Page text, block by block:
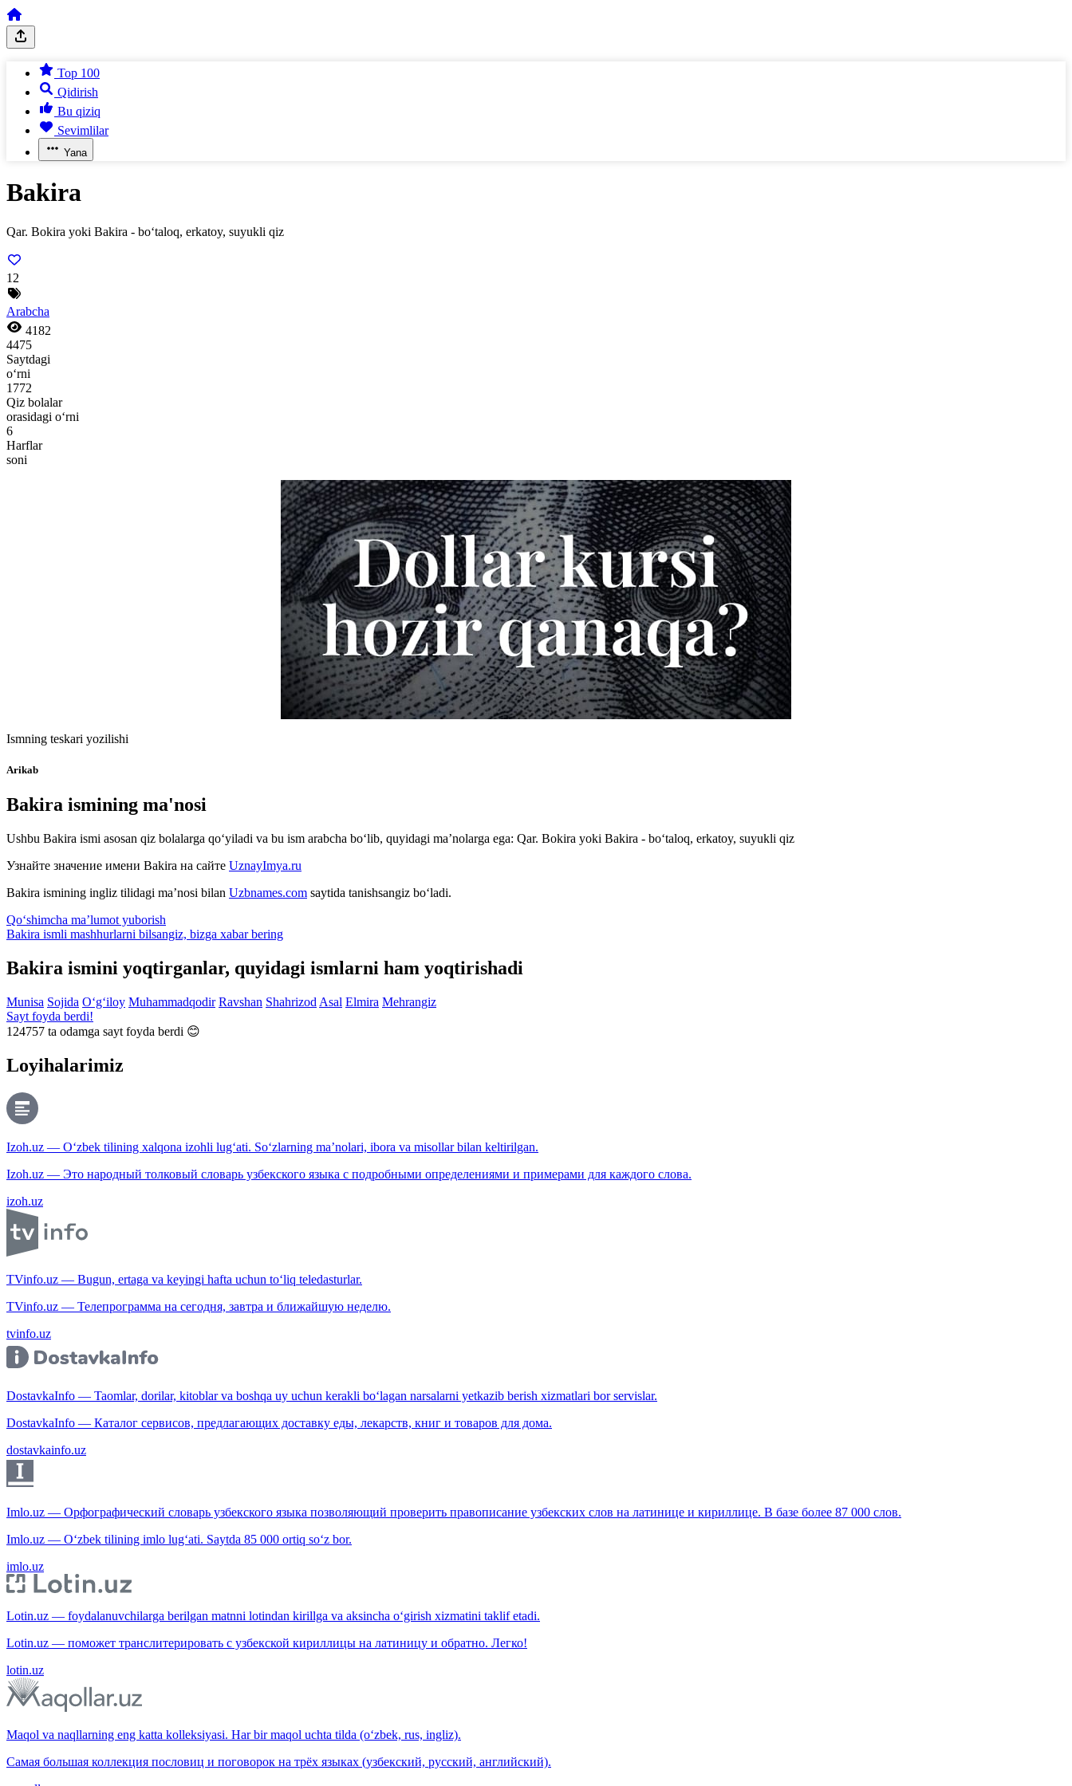
Top 100
Qidirish
Bu qiziq
Sevimlilar
Yana
Bakira
Qar. Bokira yoki Bakira - bo‘taloq, erkatoy, suyukli qiz
12
Arabcha
4182
4475
Saytdagi
o‘rni
1772
Qiz bolalar
orasidagi o‘rni
6
Harflar
soni
Ismning teskari yozilishi
Arikab
Bakira ismining ma'nosi
Ushbu Bakira ismi asosan qiz bolalarga qo‘yiladi va bu ism arabcha bo‘lib, quyidagi ma’nolarga ega: Qar. Bokira yoki Bakira - bo‘taloq, erkatoy, suyukli qiz
Узнайте значение имени Bakira на сайте UznayImya.ru
Bakira ismining ingliz tilidagi ma’nosi bilan Uzbnames.com saytida tanishsangiz bo‘ladi.
Qo‘shimcha ma’lumot yuborish
Bakira ismli mashhurlarni bilsangiz, bizga xabar bering
Bakira ismini yoqtirganlar, quyidagi ismlarni ham yoqtirishadi
Munisa Sojida O‘g‘iloy Muhammadqodir Ravshan Shahrizod Asal Elmira Mehrangiz
Sayt foyda berdi!
124757 ta odamga sayt foyda berdi 😊
Loyihalarimiz
Izoh.uz — O‘zbek tilining xalqona izohli lug‘ati. So‘zlarning ma’nolari, ibora va misollar bilan keltirilgan.
Izoh.uz — Это народный толковый словарь узбекского языка с подробными определениями и примерами для каждого слова.
izoh.uz
TVinfo.uz — Bugun, ertaga va keyingi hafta uchun to‘liq teledasturlar.
TVinfo.uz — Телепрограмма на сегодня, завтра и ближайшую неделю.
tvinfo.uz
DostavkaInfo — Taomlar, dorilar, kitoblar va boshqa uy uchun kerakli bo‘lagan narsalarni yetkazib berish xizmatlari bor servislar.
DostavkaInfo — Каталог сервисов, предлагающих доставку еды, лекарств, книг и товаров для дома.
dostavkainfo.uz
Imlo.uz — Орфографический словарь узбекского языка позволяющий проверить правописание узбекских слов на латинице и кириллице. В базе более 87 000 слов.
Imlo.uz — O‘zbek tilining imlo lug‘ati. Saytda 85 000 ortiq so‘z bor.
imlo.uz
Lotin.uz — foydalanuvchilarga berilgan matnni lotindan kirillga va aksincha o‘girish xizmatini taklif etadi.
Lotin.uz — поможет транслитерировать с узбекской кириллицы на латиницу и обратно. Легко!
lotin.uz
Maqol va naqllarning eng katta kolleksiyasi. Har bir maqol uchta tilda (o‘zbek, rus, ingliz).
Самая большая коллекция пословиц и поговорок на трёх языках (узбекский, русский, английский).